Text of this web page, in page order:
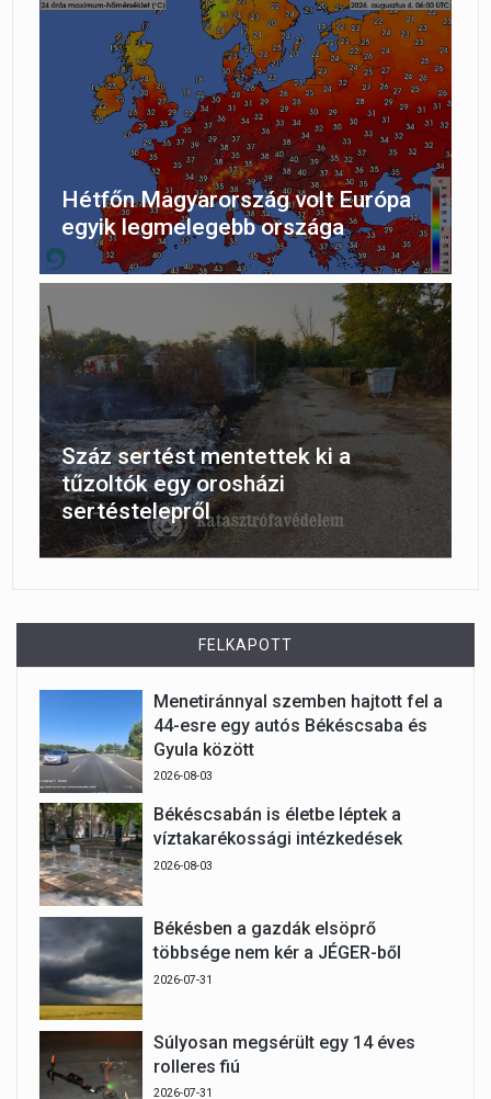
Hétfőn Magyarország volt Európa
egyik legmelegebb országa
Száz sertést mentettek ki a
tűzoltók egy orosházi
sertéstelepről
FELKAPOTT
Menetiránnyal szemben hajtott fel a
44-esre egy autós Békéscsaba és
Gyula között
2026-08-03
Békéscsabán is életbe léptek a
víztakarékossági intézkedések
2026-08-03
Békésben a gazdák elsöprő
többsége nem kér a JÉGER-ből
2026-07-31
Súlyosan megsérült egy 14 éves
rolleres fiú
2026-07-31